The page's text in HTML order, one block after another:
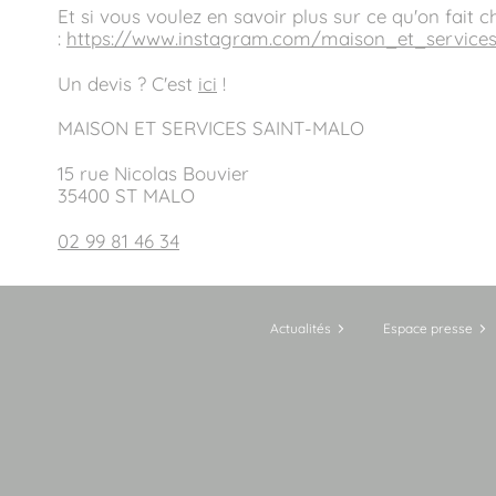
Et si vous voulez en savoir plus sur ce qu'on fait
: https://www.instagram.com/
Un devis ? C'est ici !
MAISON ET SERVICES SAINT-MALO
15 rue Nicolas Bouvier
35400 ST MALO
02 99 81 46 34
Actualités Espace presse